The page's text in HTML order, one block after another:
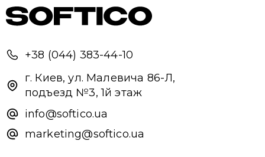
+38 (044) 383-44-10
г. Киев, ул. Малевича 86-Л,
подъезд №3, 1й этаж
info@softico.ua
marketing@softico.ua
Привіт 👋, чим тобі допомогти?
Ми зазвичай відповідаємо дуже швидко